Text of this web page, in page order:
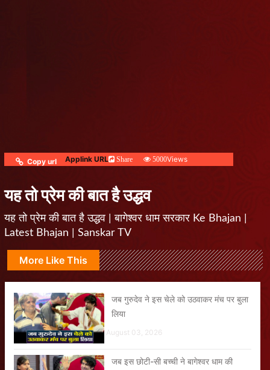
Copy url Applink URL Share 5000Views
यह तो प्रेम की बात है उद्धव
यह तो प्रेम की बात है उद्धव | बागेश्वर धाम सरकार Ke Bhajan |
Latest Bhajan | Sanskar TV
More Like This
जब गुरुदेव ने इस चेले को उठवाकर मंच पर बुला
लिया
August 03, 2026
जब इस छोटी-सी बच्ची ने बागेश्वर धाम की